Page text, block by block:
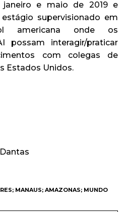
e maio de 2019 e
supervisionado em
americana onde os
possam interagir/praticar
com colegas de
Estados Unidos.
MANAUS; AMAZONAS; MUNDO